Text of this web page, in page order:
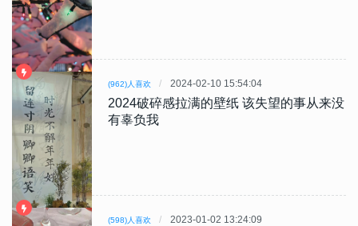
(962)人喜欢 2024-02-10 15:54:04
2024破碎感拉满的壁纸 该失望的事从来没
有辜负我
(598)人喜欢 2023-01-02 13:24:09